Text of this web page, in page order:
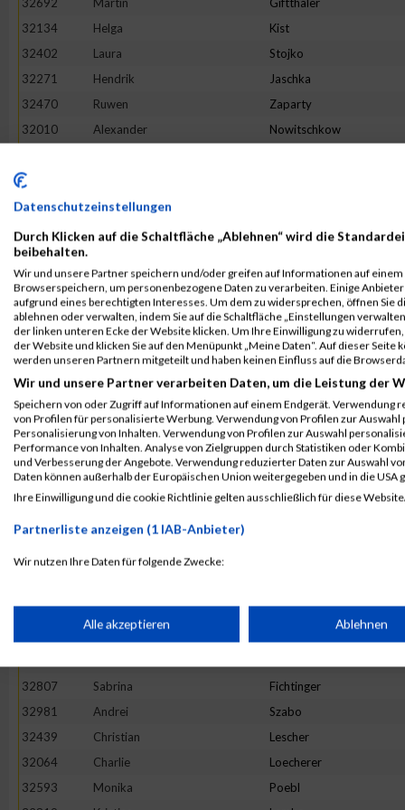
32134
Helga Kist
32402
Laura Stojko
32271
Hendrik Jaschka
32470
Ruwen Zaparty
32010
Alexander Nowitschkow
32130
32952
Jan-Henrik
32004
Christian Lipp
32976
32391
Franziska Schmid
32044
Susanne Beckers
32696
Torsten Freese
32625
Matthias Roessle
32762
Christian Wetzel
32716
Dorothee Brunner
32971
Ariane Sutor
32438
Heiko Goebel
32160
Luyen Vu
33051
Katharina
32166
Franziska
33045
Henry Konrad
Konstantin
32807
Sabrina Fichtinger
32981
Andrei Szabo
32439
Christian Lescher
32064
Charlie Loecherer
32593
Monika Poebl
Datenschutzeinstellungen
Durch Klicken auf die Schaltfläche „Ablehnen“ wird die
beibehalten.
Wir und unsere Partner speichern und/oder greifen auf Informationen auf einem
Browserspeichern, um personenbezogene Daten zu verarbeiten. Einige
aufgrund eines berechtigten Interesses. Um dem zu widersprechen, öffnen Sie
ablehnen oder verwalten, indem Sie auf die Schaltfläche „Einstellungen
der linken unteren Ecke der Website klicken. Um Ihre Einwilligung zu
der Website und klicken Sie auf den Menüpunkt „Meine Daten“. Auf dieser
werden unseren Partnern mitgeteilt und haben keinen Einfluss auf die
Wir und unsere Partner verarbeiten Daten, um die Leistung der
Speichern von oder Zugriff auf Informationen auf einem Endgerät. Verwendung
von Profilen für personalisierte Werbung. Verwendung von Profilen zur
Personalisierung von Inhalten. Verwendung von Profilen zur Auswahl
Performance von Inhalten. Analyse von Zielgruppen durch Statistiken oder
und Verbesserung der Angebote. Verwendung reduzierter Daten zur Auswahl
Daten können außerhalb der Europäischen Union weitergegeben und in die USA
Ihre Einwilligung und die cookie Richtlinie gelten ausschließlich für diese
Partnerliste anzeigen (1 IAB-Anbieter)
Wir nutzen Ihre Daten für folgende Zwecke:
Speichern von oder Zugriff auf Informationen auf einem
Erstellung von Profilen für personalisierte Werbung
Verwendung von Profilen zur Auswahl personalisierter Werbung
Alle akzeptieren Ablehnen